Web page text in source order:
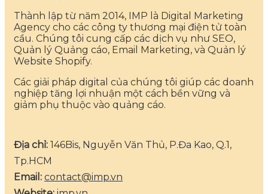
Thành lập từ năm 2014, IMP là Digital Marketing
Agency cho các công ty thương mại điện tử toàn
cầu. Chúng tôi cung cấp các dịch vụ như SEO,
Quản lý Quảng cáo, Email Marketing, và Quản lý
Website Shopify.
Các giải pháp digital của chúng tôi giúp các doanh
nghiệp tăng lợi nhuận một cách bền vững và
giảm phụ thuộc vào quảng cáo.
Địa chỉ: 146Bis, Nguyễn Văn Thủ, P.Đa Kao, Q.1,
Tp.HCM
Email: contact@imp.vn